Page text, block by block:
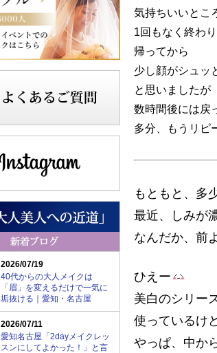
気持ちいいとこ
1回もなく終わり
帰ってから
少し顔がシュッ
と思いましたが
数時間後には戻
多分、もうリピ
もともと、多
最近、しみが
なんだか、前
ひえー
美白のシリー
使っているけ
やっぱ、中か
2026/07/19
40代からの大人メイクは
「眉」を変えるだけで一気に
垢抜ける｜愛知・名古屋
2026/07/11
愛知名古屋「2dayメイクレッ
スンにしてよかった！」と言